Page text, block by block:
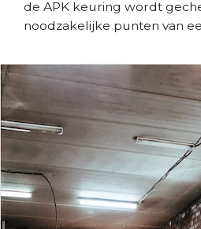
de APK keuring wordt
noodzakelijke punten van